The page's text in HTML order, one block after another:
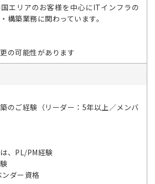
エリアのお客様を中心にITインフラの
構築業務に関わっています。
の可能性があります
のご経験（リーダー：5年以上／メンバ
、PL/PM経験
ンダー資格